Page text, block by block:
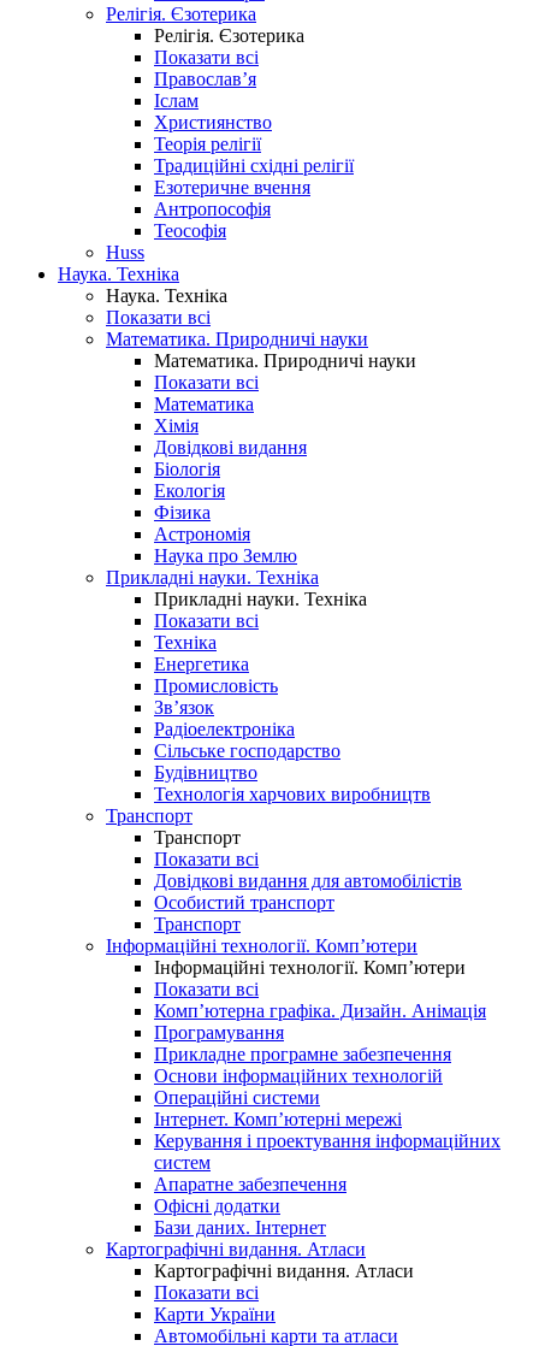
Релігія. Єзотерика
Релігія. Єзотерика
Показати всі
Православ’я
Іслам
Християнство
Теорія релігії
Традиційні східні релігії
Езотеричне вчення
Антропософія
Теософія
Huss
Наука. Техніка
Наука. Техніка
Показати всі
Математика. Природничі науки
Математика. Природничі науки
Показати всі
Математика
Хімія
Довідкові видання
Біологія
Екологія
Фізика
Астрономія
Наука про Землю
Прикладні науки. Техніка
Прикладні науки. Техніка
Показати всі
Техніка
Енергетика
Промисловість
Зв’язок
Радіоелектроніка
Сільське господарство
Будівництво
Технологія харчових виробництв
Транспорт
Транспорт
Показати всі
Довідкові видання для автомобілістів
Особистий транспорт
Транспорт
Інформаційні технології. Комп’ютери
Інформаційні технології. Комп’ютери
Показати всі
Комп’ютерна графіка. Дизайн. Анімація
Програмування
Прикладне програмне забезпечення
Основи інформаційних технологій
Операційні системи
Інтернет. Комп’ютерні мережі
Керування і проектування інформаційних
систем
Апаратне забезпечення
Офісні додатки
Бази даних. Інтернет
Картографічні видання. Атласи
Картографічні видання. Атласи
Показати всі
Карти України
Автомобільні карти та атласи